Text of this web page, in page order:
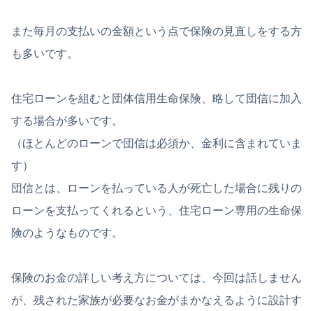
また毎月の支払いの金額という点で保険の見直しをする方
も多いです。
住宅ローンを組むと団体信用生命保険、略して団信に加入
する場合が多いです。
（ほとんどのローンで団信は必須か、金利に含まれていま
す）
団信とは、ローンを払っている人が死亡した場合に残りの
ローンを支払ってくれるという、住宅ローン専用の生命保
険のようなものです。
保険のお金の詳しい考え方については、今回は話しません
が、残された家族が必要なお金がまかなえるように設計す